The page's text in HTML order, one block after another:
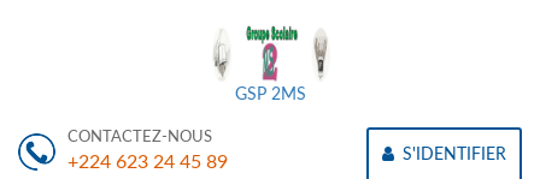
GSP 2MS
CONTACTEZ-NOUS
+224 623 24 45 89 S'IDENTIFIER